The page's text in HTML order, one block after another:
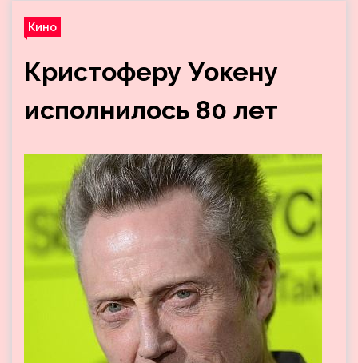
Кино
Кристоферу Уокену
исполнилось 80 лет